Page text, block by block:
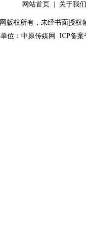
网站首页 关于我们
版权所有，未经书面授权
位： 中原传媒网 ICP备案